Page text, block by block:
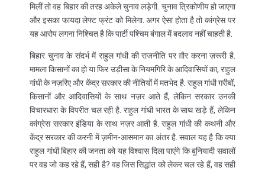
मिलीं तो वह बिहार की तरह अकेले चुनाव लड़ेगी. चुनाव त्रिकोणीय हो जाएगा
और इसका फायदा लेफ्ट फ्रंट को मिलेगा. अगर ऐसा होता है तो कांग्रेस पर
यह आरोप लगना निश्चित है कि पार्टी पश्चिम बंगाल में बदलाव नहीं चाहती है.
बिहार चुनाव के संदर्भ में राहुल गांधी की राजनीति पर ग़ौर करना ज़रूरी है.
मामला किसानों का हो या फिर उड़ीसा के नियमगिरि के आदिवासियों का, राहुल
गांधी के नज़रिए और केंद्र सरकार की नीतियों में मतभेद है. राहुल गांधी ग़रीबों,
किसानों और आदिवासियों के साथ नज़र आते हैं, लेकिन सरकार उनकी
विचारधारा के विपरीत चल रही है. राहुल गांधी भारत के साथ खड़े हैं, लेकिन
कांग्रेस सरकार इंडिया के साथ नज़र आती है. राहुल गांधी की कथनी और
केंद्र सरकार की करनी में ज़मीन-आसमान का अंतर है. सवाल यह है कि क्या
राहुल गांधी बिहार की जनता को यह विश्वास दिला पाएंगे कि बुनियादी सवालों
पर वह जो कह रहे हैं, सही है? वह जिस सिद्धांत को लेकर चल रहे हैं, वह सही